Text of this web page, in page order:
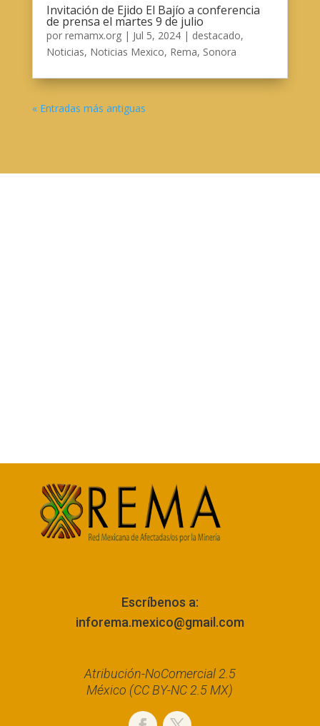
Invitación de Ejido El Bajío a conferencia
de prensa el martes 9 de julio
por remamx.org| Jul 5, 2024| destacado,
Noticias, Noticias Mexico, Rema, Sonora
« Entradas más antiguas
Escríbenos a:
inforema.mexico@gmail.com
Atribución-NoComercial 2.5
México (CC BY-NC 2.5 MX)